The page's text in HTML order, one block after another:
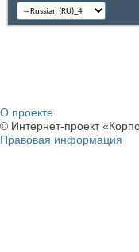
О проекте
© Интернет-проект
Правовая информация